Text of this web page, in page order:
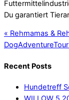
Du garantiert
« Rehmamas &
DogAdventureTour
Recent Posts
Hundetreff